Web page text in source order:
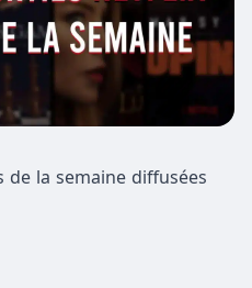
de la semaine diffusées